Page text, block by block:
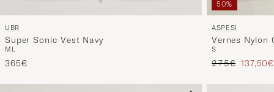
UBR
Super Sonic Vest Navy
M L
365€
50%
ASPESI
Vernes Nylon
S
Regulärer Preis
275€ 137,50€